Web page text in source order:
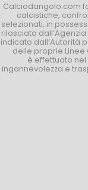
Calciodangolo.com
calcistiche,
selezionati, in
rilasciata
indicato dall’Autorità
delle proprie Linee
è effettuato
ingannevolezza e